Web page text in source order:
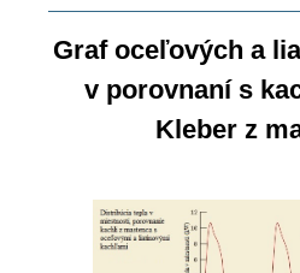
Graf oceľových a
v porovnaní s
Kleber z